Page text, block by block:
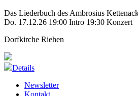
Das Liederbuch des Ambrosius
Do. 17.12.26 19:00 Intro 19:30 Konzert
Dorfkirche Riehen
Details
Newsletter
Kontakt